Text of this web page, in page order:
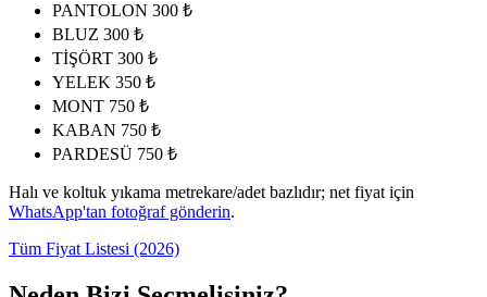
PANTOLON 300 ₺
BLUZ 300 ₺
TİŞÖRT 300 ₺
YELEK 350 ₺
MONT 750 ₺
KABAN 750 ₺
PARDESÜ 750 ₺
Halı ve koltuk yıkama metrekare/adet bazlıdır; net fiyat için
WhatsApp'tan fotoğraf gönderin.
Tüm Fiyat Listesi (2026)